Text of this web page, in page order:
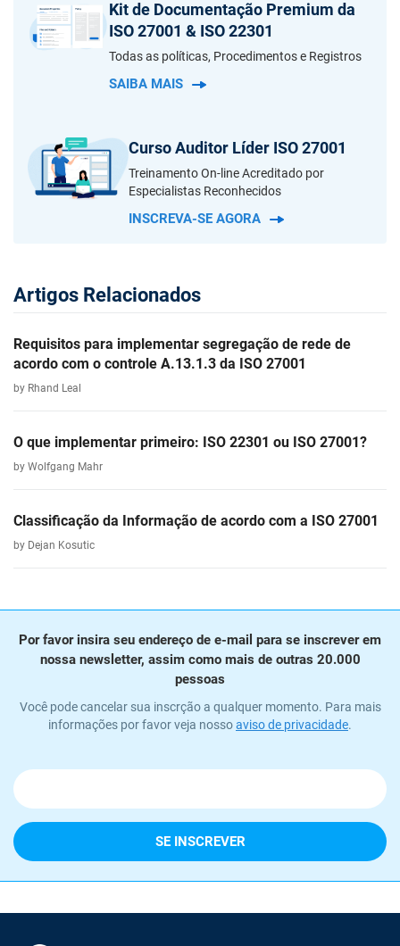
Kit de Documentação Premium da
ISO 27001 & ISO 22301
Todas as políticas, Procedimentos e Registros
SAIBA MAIS
Curso Auditor Líder ISO 27001
Treinamento On-line Acreditado por
Especialistas Reconhecidos
INSCREVA-SE AGORA
Artigos Relacionados
Requisitos para implementar segregação de rede de
acordo com o controle A.13.1.3 da ISO 27001
by Rhand Leal
O que implementar primeiro: ISO 22301 ou ISO 27001?
by Wolfgang Mahr
Classificação da Informação de acordo com a ISO 27001
by Dejan Kosutic
Por favor insira seu endereço de e-mail para se inscrever em
nossa newsletter, assim como mais de outras 20.000
pessoas
Você pode cancelar sua inscrção a qualquer momento. Para mais
informações por favor veja nossoaviso de privacidade.